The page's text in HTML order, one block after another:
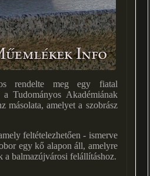
rendelte meg egy fiatal
Tudományos Akadémiának
másolata, amelyet a szobrász
feltételezhetően - ismerve
egy kő alapon áll, amelyre
a balmazújvárosi felállításhoz.